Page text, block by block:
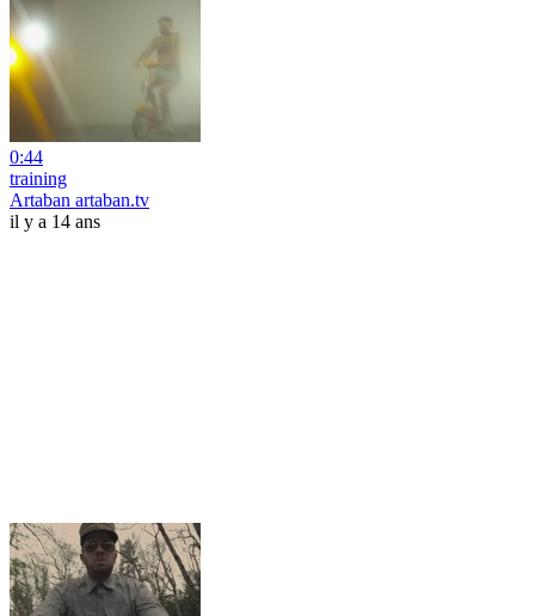
0:44
training
Artaban artaban.tv
il y a 14 ans